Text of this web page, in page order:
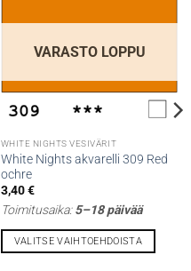
VARASTO LOPPU
WHITE NIGHTS VESIVÄRIT
White Nights akvarelli 309 Red
ochre
3,40€
Toimitusaika:5–18 päivää
VALITSE VAIHTOEHDOISTA